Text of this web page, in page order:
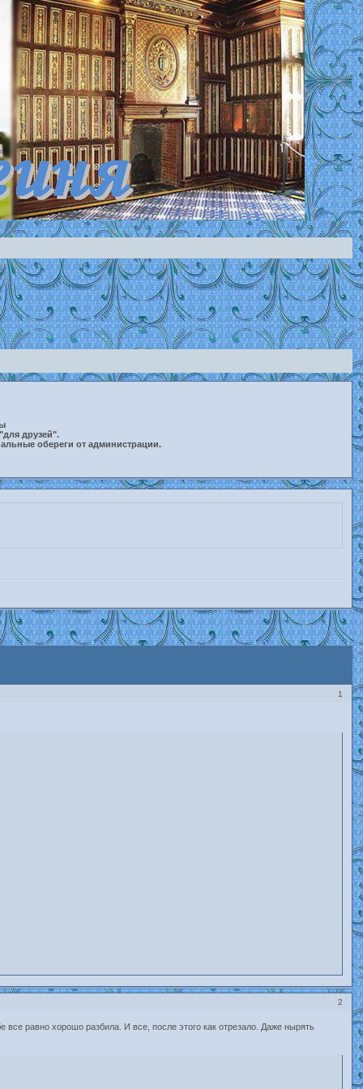
друзей".
обереги от администрации.
1
2
равно хорошо разбила. И все, после этого как отрезало. Даже нырять